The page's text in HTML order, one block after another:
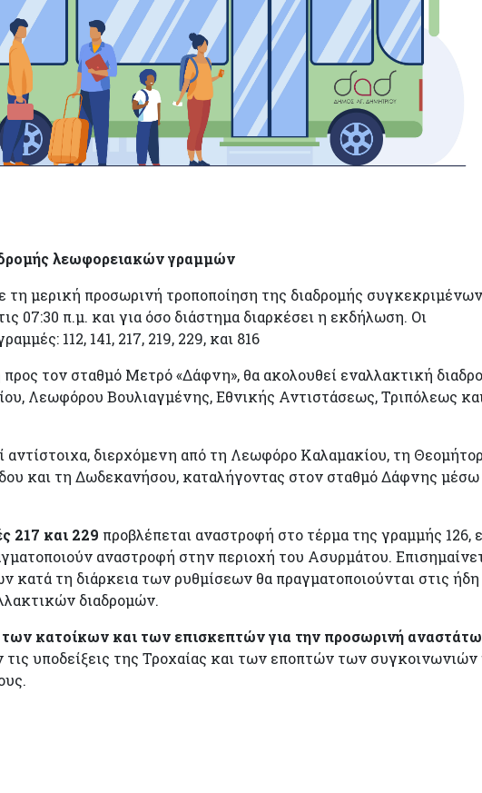
λεωφορειακών γραμμών
μερική προσωρινή τροποποίηση της διαδρομής συγκεκριμένων
07:30 π.μ. και για όσο διάστημα διαρκέσει η εκδήλωση. Οι
112, 141, 217, 219, 229, και 816
τον σταθμό Μετρό «Δάφνη», θα ακολουθεί εναλλακτική
Λεωφόρου Βουλιαγμένης, Εθνικής Αντιστάσεως, Τριπόλεως
αντίστοιχα, διερχόμενη από τη Λεωφόρο Καλαμακίου, τη
και τη Δωδεκανήσου, καταλήγοντας στον σταθμό Δάφνης μέσω
217 και 229 προβλέπεται αναστροφή στο τέρμα της γραμμής 126,
αναστροφή στην περιοχή του Ασυρμάτου.
κατά τη διάρκεια των ρυθμίσεων θα πραγματοποιούνται στις ήδη
διαδρομών.
κατοίκων και των επισκεπτών για την προσωρινή
τις υποδείξεις της Τροχαίας και των εποπτών των συγκοινωνιών